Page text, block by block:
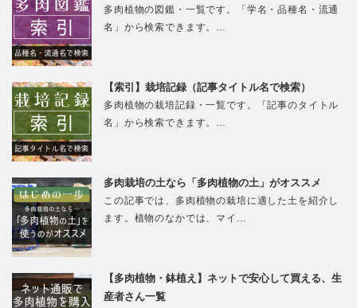
多肉植物の図鑑・一覧です。「学名・品種名・流通
名」から検索できます。…
【索引】栽培記録（記事タイトル名で検索）
多肉植物の栽培記録・一覧です。「記事のタイトル
名」から検索できます。…
多肉栽培の土なら「多肉植物の土」がオススメ
この記事では、多肉植物の栽培に適した土を紹介し
ます。植物のなかでは、マイ…
【多肉植物・鉢植え】ネットで安心して買える、生
産者さん一覧